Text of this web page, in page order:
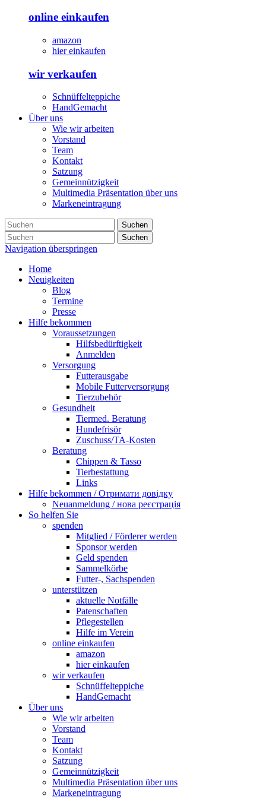
online einkaufen
amazon
hier einkaufen
wir verkaufen
Schnüffelteppiche
HandGemacht
Über uns
Wie wir arbeiten
Vorstand
Team
Kontakt
Satzung
Gemeinnützigkeit
Multimedia Präsentation über uns
Markeneintragung
Suchen
Suchen
Navigation überspringen
Home
Neuigkeiten
Blog
Termine
Presse
Hilfe bekommen
Voraussetzungen
Hilfsbedürftigkeit
Anmelden
Versorgung
Futterausgabe
Mobile Futterversorgung
Tierzubehör
Gesundheit
Tiermed. Beratung
Hundefrisör
Zuschuss/TA-Kosten
Beratung
Chippen & Tasso
Tierbestattung
Links
Hilfe bekommen / Отримати довідку
Neuanmeldung / нова реєстрація
So helfen Sie
spenden
Mitglied / Förderer werden
Sponsor werden
Geld spenden
Sammelkörbe
Futter-, Sachspenden
unterstützen
aktuelle Notfälle
Patenschaften
Pflegestellen
Hilfe im Verein
online einkaufen
amazon
hier einkaufen
wir verkaufen
Schnüffelteppiche
HandGemacht
Über uns
Wie wir arbeiten
Vorstand
Team
Kontakt
Satzung
Gemeinnützigkeit
Multimedia Präsentation über uns
Markeneintragung